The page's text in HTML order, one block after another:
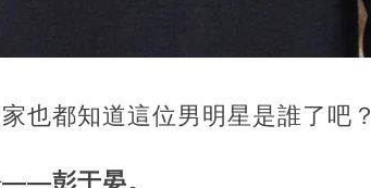
也都知道這位男明星是誰了吧？
——彭于晏。